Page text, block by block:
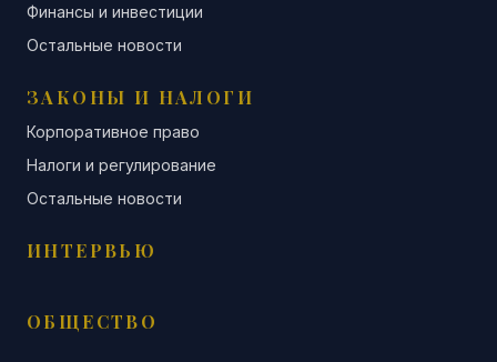
Финансы и инвестиции
Остальные новости
ЗАКОНЫ И НАЛОГИ
Корпоративное право
Налоги и регулирование
Остальные новости
ИНТЕРВЬЮ
ОБЩЕСТВО